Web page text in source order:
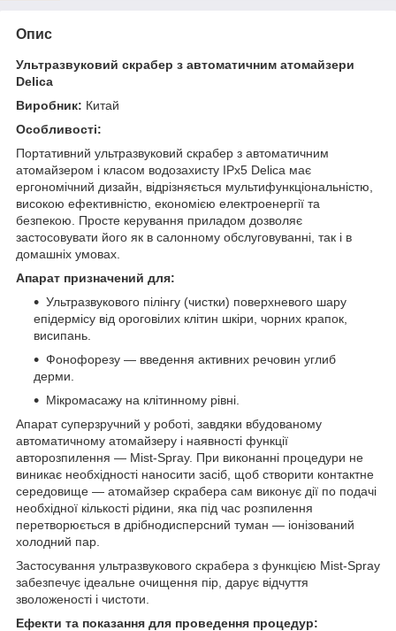
Опис
Ультразвуковий скрабер з автоматичним атомайзери
Delica
Виробник: Китай
Особливості:
Портативний ультразвуковий скрабер з автоматичним
атомайзером і класом водозахисту IPx5 Delica має
ергономічний дизайн, відрізняється мультифункціональністю,
високою ефективністю, економією електроенергії та
безпекою. Просте керування приладом дозволяє
застосовувати його як в салонному обслуговуванні, так і в
домашніх умовах.
Апарат призначений для:
Ультразвукового пілінгу (чистки) поверхневого шару
епідермісу від ороговілих клітин шкіри, чорних крапок,
висипань.
Фонофорезу — введення активних речовин углиб
дерми.
Мікромасажу на клітинному рівні.
Апарат суперзручний у роботі, завдяки вбудованому
автоматичному атомайзеру і наявності функції
авторозпилення — Mist-Spray. При виконанні процедури не
виникає необхідності наносити засіб, щоб створити контактне
середовище — атомайзер скрабера сам виконує дії по подачі
необхідної кількості рідини, яка під час розпилення
перетворюється в дрібнодисперсний туман — іонізований
холодний пар.
Застосування ультразвукового скрабера з функцією Mist-Spray
забезпечує ідеальне очищення пір, дарує відчуття
зволоженості і чистоти.
Ефекти та показання для проведення процедур: